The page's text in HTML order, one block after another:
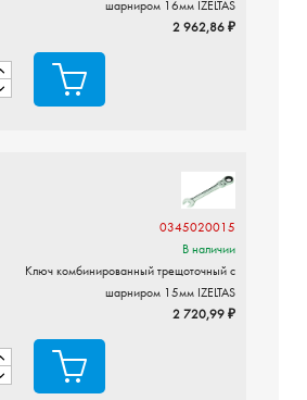
шарниром 16мм IZELTAS
2 962,86 ₽
0345020015
В наличии
Ключ комбинированный трещоточный с
шарниром 15мм IZELTAS
2 720,99 ₽